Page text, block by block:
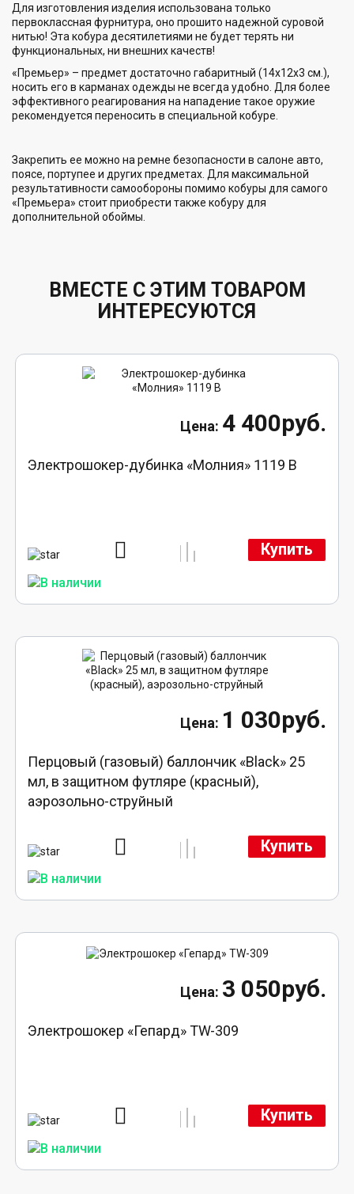
Для изготовления изделия использована только
первоклассная фурнитура, оно прошито надежной суровой
нитью! Эта кобура десятилетиями не будет терять ни
функциональных, ни внешних качеств!
«Премьер» – предмет достаточно габаритный (14х12х3 см.),
носить его в карманах одежды не всегда удобно. Для более
эффективного реагирования на нападение такое оружие
рекомендуется переносить в специальной кобуре.
Закрепить ее можно на ремне безопасности в салоне авто,
поясе, портупее и других предметах. Для максимальной
результативности самообороны помимо кобуры для самого
«Премьера» стоит приобрести также кобуру для
дополнительной обоймы.
ВМЕСТЕ С ЭТИМ ТОВАРОМ
ИНТЕРЕСУЮТСЯ
4 400руб.
Электрошокер-дубинка «Молния» 1119 В
Купить
1 030руб.
Перцовый (газовый) баллончик «Black» 25
мл, в защитном футляре (красный),
аэрозольно-струйный
Купить
3 050руб.
Электрошокер «Гепард» TW-309
Купить